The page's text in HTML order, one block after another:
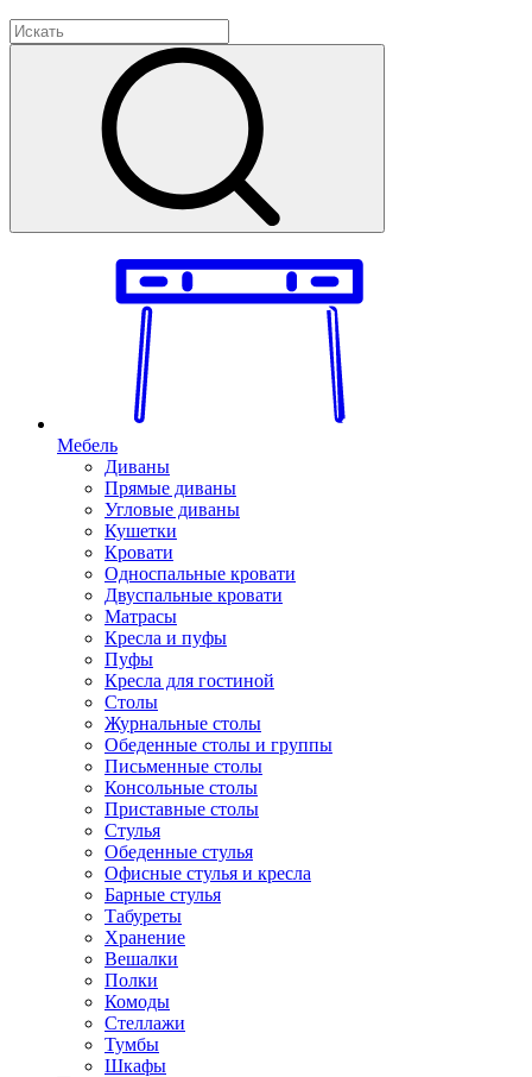
Мебель
Диваны
Прямые диваны
Угловые диваны
Кушетки
Кровати
Односпальные кровати
Двуспальные кровати
Матрасы
Кресла и пуфы
Пуфы
Кресла для гостиной
Столы
Журнальные столы
Обеденные столы и группы
Письменные столы
Консольные столы
Приставные столы
Стулья
Обеденные стулья
Офисные стулья и кресла
Барные стулья
Табуреты
Хранение
Вешалки
Полки
Комоды
Стеллажи
Тумбы
Шкафы